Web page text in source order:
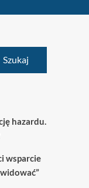
hazardu.
wsparcie